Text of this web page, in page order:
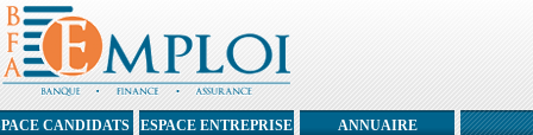
CANDIDATS ESPACE ENTREPRISE ANNUAIRE